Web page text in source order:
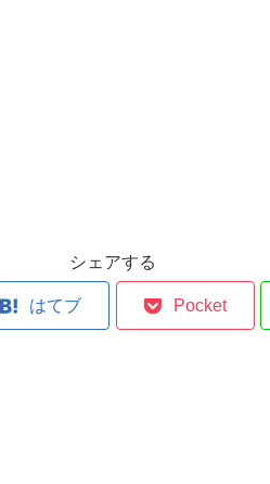
シェアする
はてブ Pocket